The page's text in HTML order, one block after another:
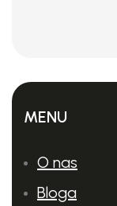
MENU
O nas
Bloga